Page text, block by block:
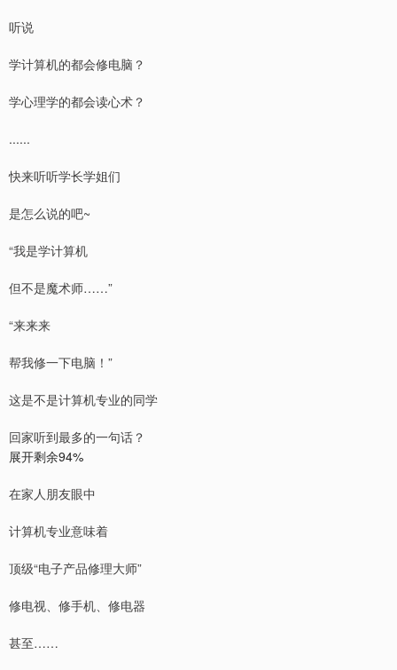
听说
学计算机的都会修电脑？
学心理学的都会读心术？
......
快来听听学长学姐们
是怎么说的吧~
“我是学计算机
但不是魔术师……”
“来来来
帮我修一下电脑！”
这是不是计算机专业的同学
回家听到最多的一句话？
展开剩余94%
在家人朋友眼中
计算机专业意味着
顶级“电子产品修理大师”
修电视、修手机、修电器
甚至……